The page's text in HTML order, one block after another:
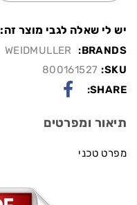
יש לי שאלה לגבי מוצר זה:
BRANDS:
WEIDMULLER
SKU:
800161527
SHARE:
תיאור ומפרטים
מפרט טכני